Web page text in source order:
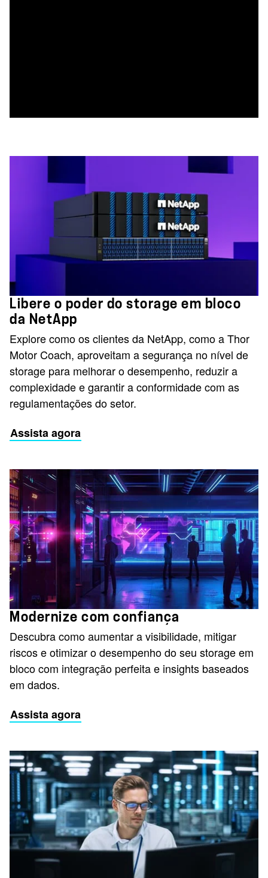
Libere o poder do storage em bloco
da NetApp
Explore como os clientes da NetApp, como a Thor
Motor Coach, aproveitam a segurança no nível de
storage para melhorar o desempenho, reduzir a
complexidade e garantir a conformidade com as
regulamentações do setor.
Assista agora
Modernize com confiança
Descubra como aumentar a visibilidade, mitigar
riscos e otimizar o desempenho do seu storage em
bloco com integração perfeita e insights baseados
em dados.
Assista agora